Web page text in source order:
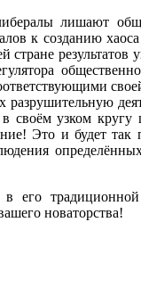
лишают
к созданию
результатов
своём узком
Это и будет
его
новаторства!